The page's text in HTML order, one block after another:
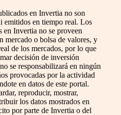
en Invertia no son
emitidos en tiempo real. Los
en Invertia no se proveen
mercado o bolsa de valores, y
de los mercados, por lo que
decisión de inversión
se responsabilizará en ningún
provocadas por la actividad
en datos de este portal.
reproducir, mostrar,
los datos mostrados en
por parte de Invertia o del